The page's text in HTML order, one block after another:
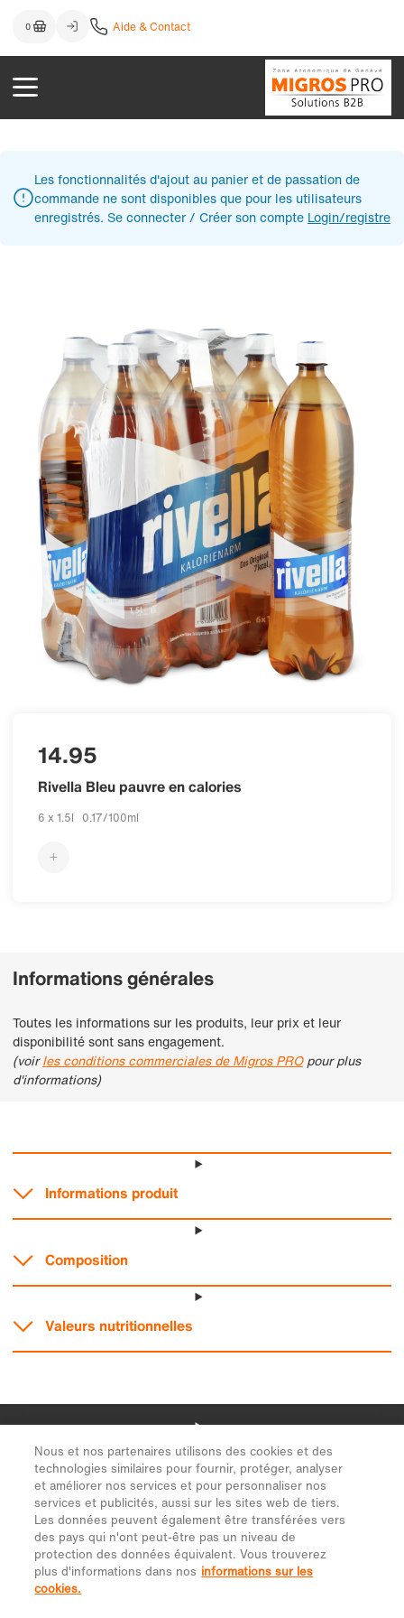
Nous et nos partenaires utilisons des cookies et des
technologies similaires pour fournir, protéger, analyser
et améliorer nos services et pour personnaliser nos
services et publicités, aussi sur les sites web de tiers.
Les données peuvent également être transférées vers
des pays qui n'ont peut-être pas un niveau de
protection des données équivalent. Vous trouverez
plus d'informations dans nos informations sur les
cookies.